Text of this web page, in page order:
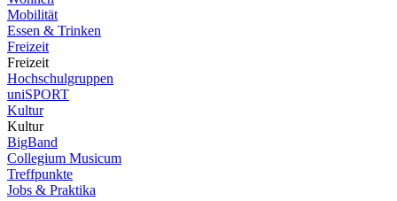
Mobilität
Essen & Trinken
Freizeit
Freizeit
Hochschulgruppen
uniSPORT
Kultur
Kultur
BigBand
Collegium Musicum
Treffpunkte
Jobs & Praktika